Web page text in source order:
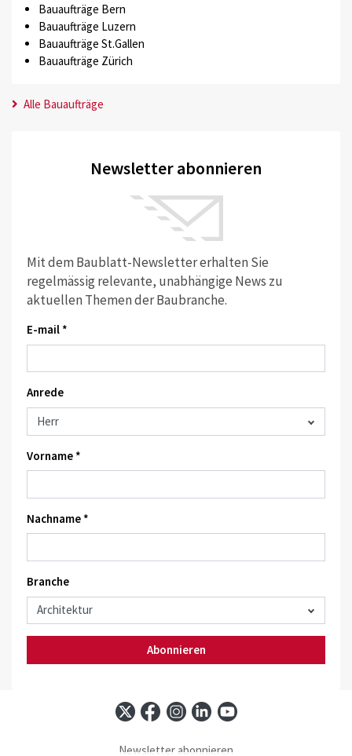
Bauaufträge Bern
Bauaufträge Luzern
Bauaufträge St.Gallen
Bauaufträge Zürich
Alle Bauaufträge
Newsletter abonnieren
Mit dem Baublatt-Newsletter erhalten Sie
regelmässig relevante, unabhängige News zu
aktuellen Themen der Baubranche.
E-mail *
Anrede
Vorname *
Nachname *
Branche
Abonnieren
Newsletter abonnieren